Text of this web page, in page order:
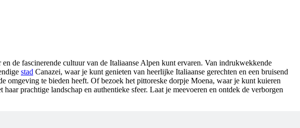
de fascinerende cultuur van de Italiaanse Alpen kunt ervaren. Van indrukwekkende
stad Canazei, waar je kunt genieten van heerlijke Italiaanse gerechten en een bruisend
omgeving te bieden heeft. Of bezoek het pittoreske dorpje Moena, waar je kunt kuieren
prachtige landschap en authentieke sfeer. Laat je meevoeren en ontdek de verborgen